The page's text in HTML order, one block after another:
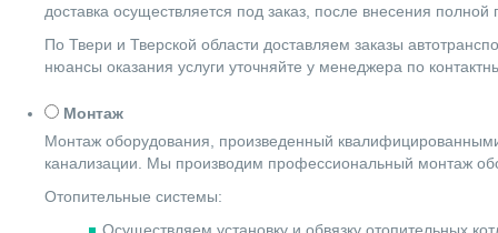
доставка осуществляется под заказ, после внесения полной
По Твери и Тверской области доставляем заказы
нюансы оказания услуги уточняйте у менеджера по
Монтаж
Монтаж оборудования, произведенный
канализации. Мы производим профессиональный монтаж
Отопительные системы: